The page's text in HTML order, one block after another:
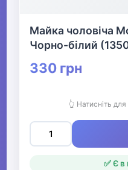
Жіночий
Майка чоловіча
Чорно-білий
330 грн
👆 Натисніть
✅ Є в